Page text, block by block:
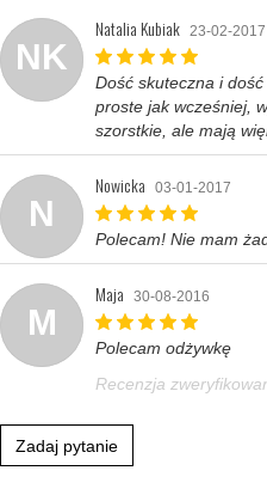
NK
Natalia Kubiak 23-02-2017
Dość skuteczna i
proste jak wcześniej,
szorstkie, ale mają
N
Nowicka 03-01-2017
Polecam! Nie mam
M
Maja 30-08-2016
Polecam odżywkę
Recenzja
Zadaj pytanie